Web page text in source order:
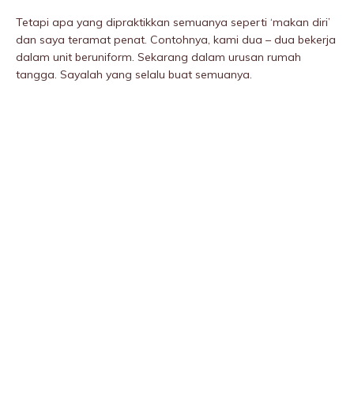
Tetapi apa yang dipraktikkan semuanya seperti ‘makan diri’
dan saya teramat penat. Contohnya, kami dua – dua bekerja
dalam unit beruniform. Sekarang dalam urusan rumah
tangga. Sayalah yang selalu buat semuanya.